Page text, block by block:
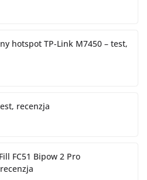
hotspot TP-Link M7450 – test,
recenzja
FC51 Bipow 2 Pro